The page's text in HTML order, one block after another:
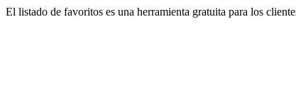
El listado de favoritos es una herramienta gratuita para los